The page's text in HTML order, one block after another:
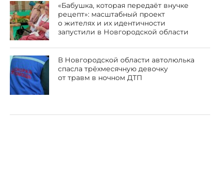
«Бабушка, которая передаёт внучке
рецепт»: масштабный проект
о жителях и их идентичности
запустили в Новгородской области
В Новгородской области автолюлька
спасла трёхмесячную девочку
от травм в ночном ДТП